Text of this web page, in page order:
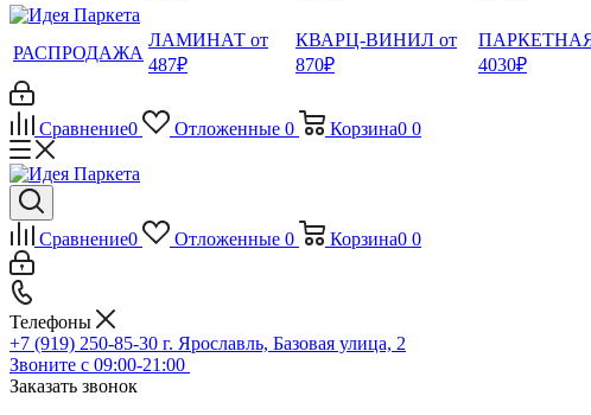
РАСПРОДАЖА
ЛАМИНАТ от
487₽
КВАРЦ-ВИНИЛ от
870₽
4030₽
Сравнение0 Отложенные 0 Корзина0 0
Сравнение0 Отложенные 0 Корзина0 0
Телефоны
+7 (919) 250-85-30 г. Ярославль, Базовая улица, 2
Звоните с 09:00-21:00
Заказать звонок